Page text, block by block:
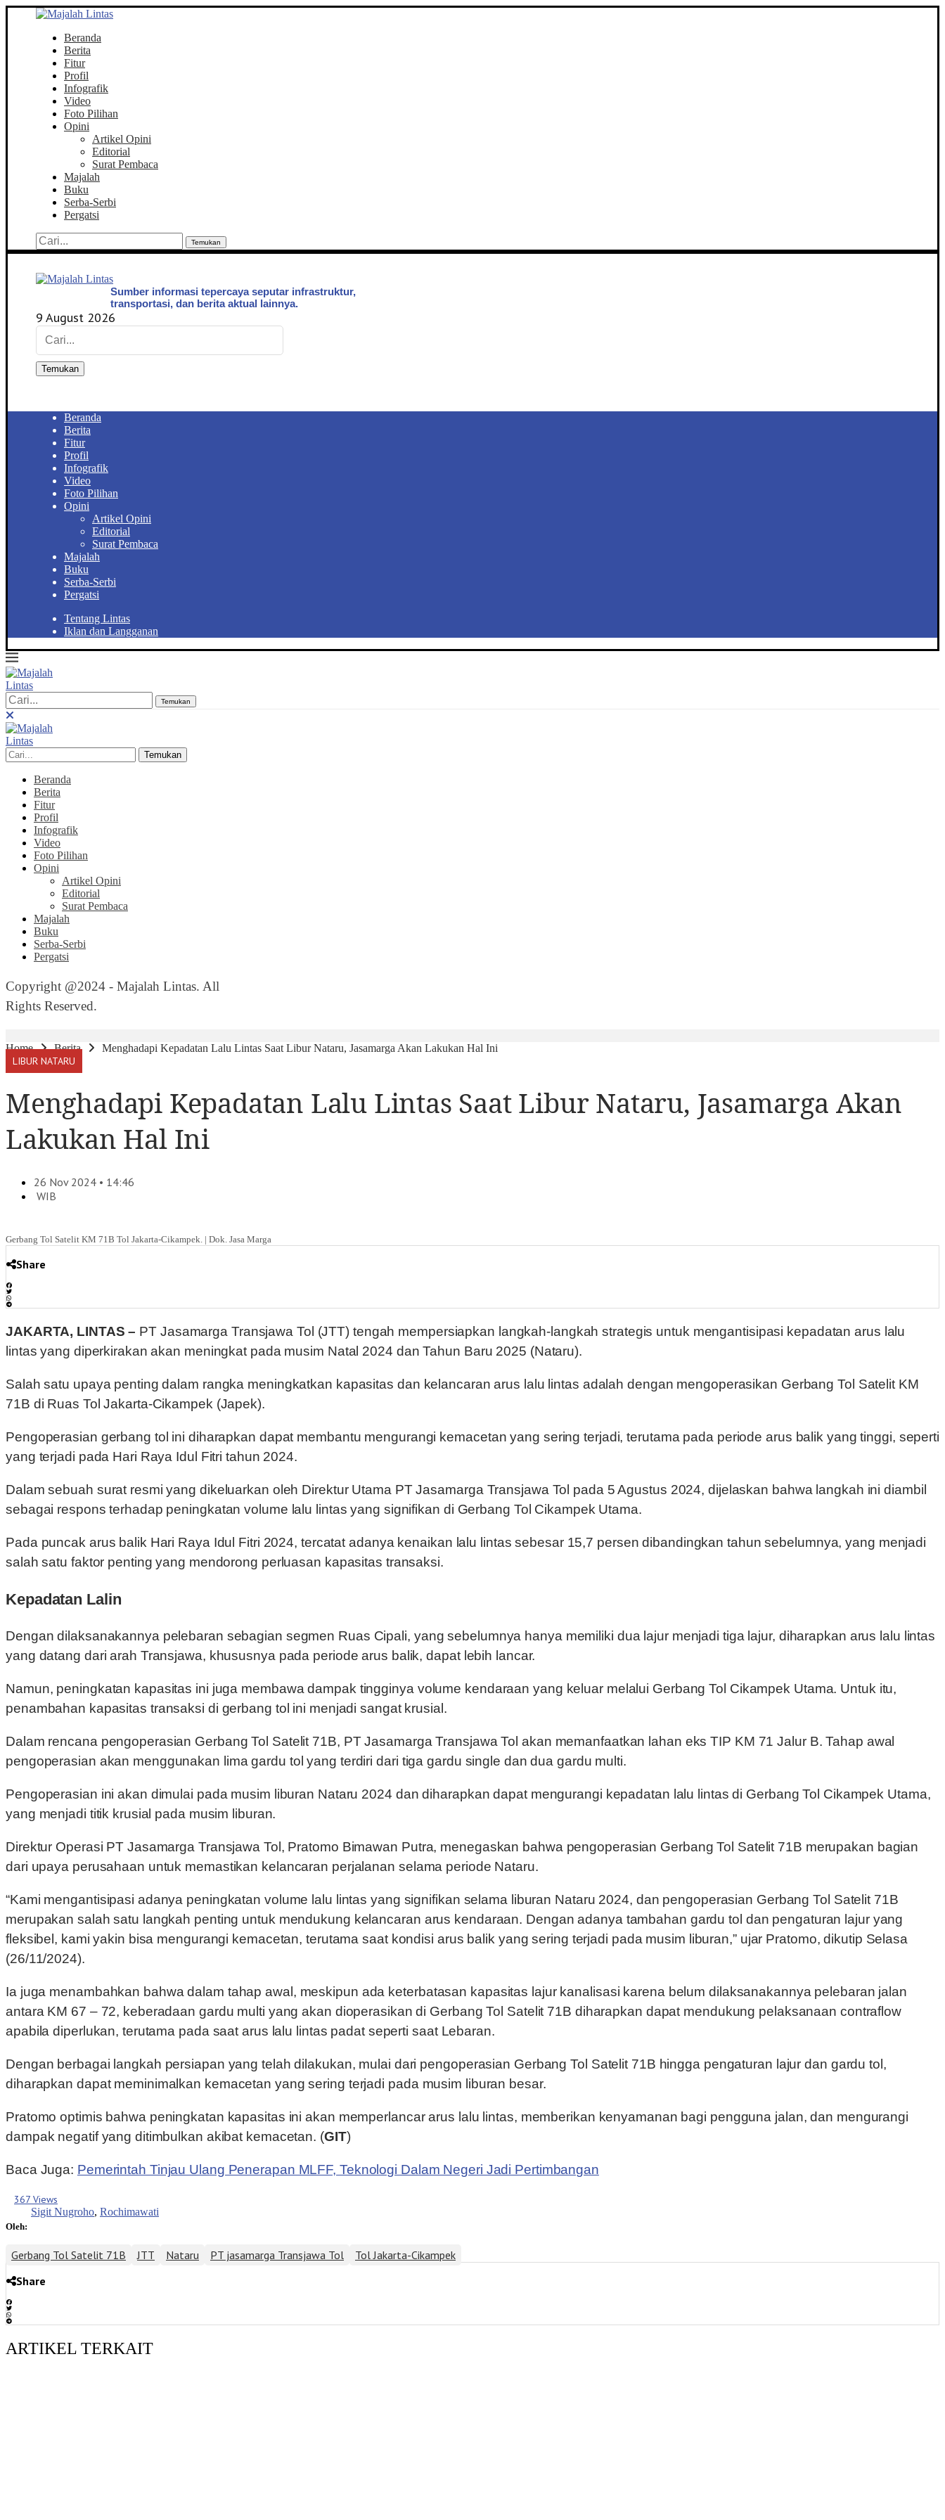
Beranda
Berita
Fitur
Profil
Infografik
Video
Foto Pilihan
Opini
Artikel Opini
Editorial
Surat Pembaca
Majalah
Buku
Serba-Serbi
Pergatsi
Temukan
Sumber informasi tepercaya seputar infrastruktur,
transportasi, dan berita aktual lainnya.
9 August 2026
Temukan
Beranda
Berita
Fitur
Profil
Infografik
Video
Foto Pilihan
Opini
Artikel Opini
Editorial
Surat Pembaca
Majalah
Buku
Serba-Serbi
Pergatsi
Tentang Lintas
Iklan dan Langganan
Temukan
Temukan
Beranda
Berita
Fitur
Profil
Infografik
Video
Foto Pilihan
Opini
Artikel Opini
Editorial
Surat Pembaca
Majalah
Buku
Serba-Serbi
Pergatsi
Copyright @2024 - Majalah Lintas. All
Rights Reserved.
Home Berita Menghadapi Kepadatan Lalu Lintas Saat Libur Nataru, Jasamarga Akan Lakukan Hal Ini
LIBUR NATARU
Menghadapi Kepadatan Lalu Lintas Saat Libur Nataru, Jasamarga Akan
Lakukan Hal Ini
26 Nov 2024 • 14:46
WIB
Gerbang Tol Satelit KM 71B Tol Jakarta-Cikampek. | Dok. Jasa Marga
Share
JAKARTA, LINTAS – PT Jasamarga Transjawa Tol (JTT) tengah mempersiapkan langkah-langkah strategis untuk mengantisipasi kepadatan arus lalu
lintas yang diperkirakan akan meningkat pada musim Natal 2024 dan Tahun Baru 2025 (Nataru).
Salah satu upaya penting dalam rangka meningkatkan kapasitas dan kelancaran arus lalu lintas adalah dengan mengoperasikan Gerbang Tol Satelit KM
71B di Ruas Tol Jakarta-Cikampek (Japek).
Pengoperasian gerbang tol ini diharapkan dapat membantu mengurangi kemacetan yang sering terjadi, terutama pada periode arus balik yang tinggi, seperti
yang terjadi pada Hari Raya Idul Fitri tahun 2024.
Dalam sebuah surat resmi yang dikeluarkan oleh Direktur Utama PT Jasamarga Transjawa Tol pada 5 Agustus 2024, dijelaskan bahwa langkah ini diambil
sebagai respons terhadap peningkatan volume lalu lintas yang signifikan di Gerbang Tol Cikampek Utama.
Pada puncak arus balik Hari Raya Idul Fitri 2024, tercatat adanya kenaikan lalu lintas sebesar 15,7 persen dibandingkan tahun sebelumnya, yang menjadi
salah satu faktor penting yang mendorong perluasan kapasitas transaksi.
Kepadatan Lalin
Dengan dilaksanakannya pelebaran sebagian segmen Ruas Cipali, yang sebelumnya hanya memiliki dua lajur menjadi tiga lajur, diharapkan arus lalu lintas
yang datang dari arah Transjawa, khususnya pada periode arus balik, dapat lebih lancar.
Namun, peningkatan kapasitas ini juga membawa dampak tingginya volume kendaraan yang keluar melalui Gerbang Tol Cikampek Utama. Untuk itu,
penambahan kapasitas transaksi di gerbang tol ini menjadi sangat krusial.
Dalam rencana pengoperasian Gerbang Tol Satelit 71B, PT Jasamarga Transjawa Tol akan memanfaatkan lahan eks TIP KM 71 Jalur B. Tahap awal
pengoperasian akan menggunakan lima gardu tol yang terdiri dari tiga gardu single dan dua gardu multi.
Pengoperasian ini akan dimulai pada musim liburan Nataru 2024 dan diharapkan dapat mengurangi kepadatan lalu lintas di Gerbang Tol Cikampek Utama,
yang menjadi titik krusial pada musim liburan.
Direktur Operasi PT Jasamarga Transjawa Tol, Pratomo Bimawan Putra, menegaskan bahwa pengoperasian Gerbang Tol Satelit 71B merupakan bagian
dari upaya perusahaan untuk memastikan kelancaran perjalanan selama periode Nataru.
“Kami mengantisipasi adanya peningkatan volume lalu lintas yang signifikan selama liburan Nataru 2024, dan pengoperasian Gerbang Tol Satelit 71B
merupakan salah satu langkah penting untuk mendukung kelancaran arus kendaraan. Dengan adanya tambahan gardu tol dan pengaturan lajur yang
fleksibel, kami yakin bisa mengurangi kemacetan, terutama saat kondisi arus balik yang sering terjadi pada musim liburan,” ujar Pratomo, dikutip Selasa
(26/11/2024).
Ia juga menambahkan bahwa dalam tahap awal, meskipun ada keterbatasan kapasitas lajur kanalisasi karena belum dilaksanakannya pelebaran jalan
antara KM 67 – 72, keberadaan gardu multi yang akan dioperasikan di Gerbang Tol Satelit 71B diharapkan dapat mendukung pelaksanaan contraflow
apabila diperlukan, terutama pada saat arus lalu lintas padat seperti saat Lebaran.
Dengan berbagai langkah persiapan yang telah dilakukan, mulai dari pengoperasian Gerbang Tol Satelit 71B hingga pengaturan lajur dan gardu tol,
diharapkan dapat meminimalkan kemacetan yang sering terjadi pada musim liburan besar.
Pratomo optimis bahwa peningkatan kapasitas ini akan memperlancar arus lalu lintas, memberikan kenyamanan bagi pengguna jalan, dan mengurangi
dampak negatif yang ditimbulkan akibat kemacetan. (GIT)
Baca Juga: Pemerintah Tinjau Ulang Penerapan MLFF, Teknologi Dalam Negeri Jadi Pertimbangan
367 Views
Oleh:
Sigit Nugroho, Rochimawati
Gerbang Tol Satelit 71B JTT Nataru PT jasamarga Transjawa Tol
Tol Jakarta-Cikampek
Share
ARTIKEL TERKAIT